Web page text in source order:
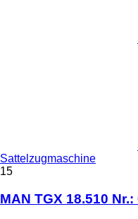
Sattelzugmaschine
15
MAN TGX 18.510 Nr.: